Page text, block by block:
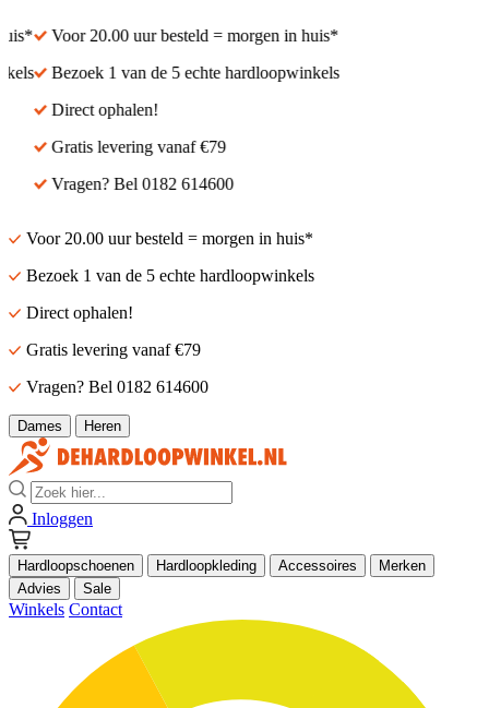
Voor 20.00 uur besteld = morgen in huis*
Bezoek 1 van de 5 echte hardloopwinkels
Direct ophalen!
Gratis levering vanaf €79
Vragen? Bel 0182 614600
Voor 20.00 uur besteld = morgen in huis*
Bezoek 1 van de 5 echte hardloopwinkels
Direct ophalen!
Gratis levering vanaf €79
Vragen? Bel 0182 614600
Dames Heren
Zoek
Inloggen
Hardloopschoenen Hardloopkleding Accessoires
Merken
Advies
Sale
Winkels Contact